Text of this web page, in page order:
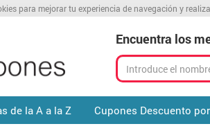
para mejorar tu experiencia de navegación y
Encuentra los
de la A a la Z Cupones Descuento